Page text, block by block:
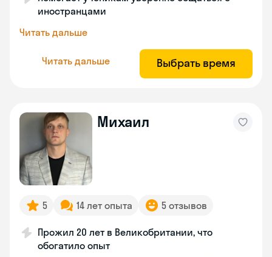
иностранцами
Читать дальше
Читать дальше Выбрать время
Михаил
5 14 лет опыта 5 отзывов
Прожил 20 лет в Великобритании, что
обогатило опыт